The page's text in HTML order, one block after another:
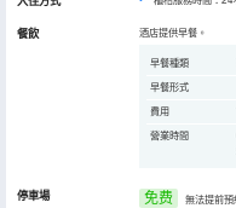
餐飲 酒店提供早餐。
早餐種類
早餐形式
費用
營業時間
停車場 免费 無法提前